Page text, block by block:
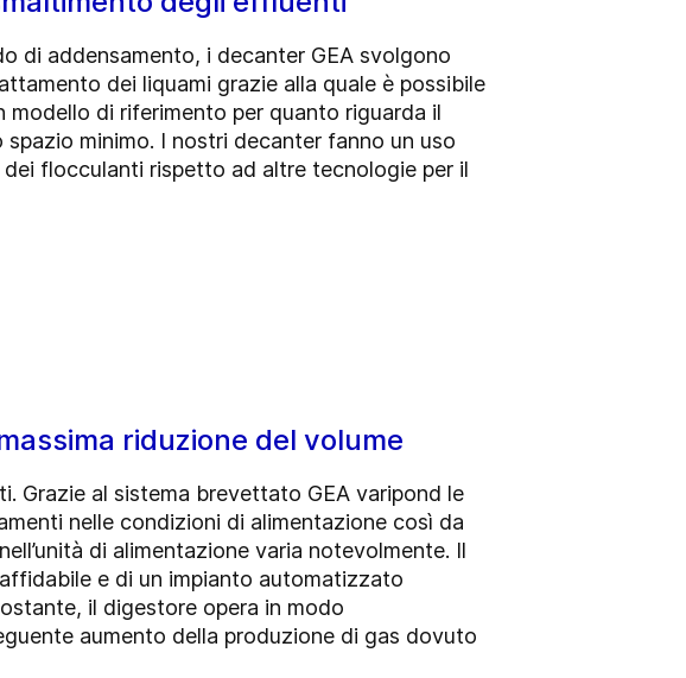
di addensamento, i decanter GEA svolgono
dei liquami grazie alla quale è possibile
di riferimento per quanto riguarda il
minimo. I nostri decanter fanno un uso
flocculanti rispetto ad altre tecnologie per il
riduzione del volume
Grazie al sistema brevettato GEA varipond le
nelle condizioni di alimentazione così da
di alimentazione varia notevolmente. Il
e di un impianto automatizzato
il digestore opera in modo
aumento della produzione di gas dovuto